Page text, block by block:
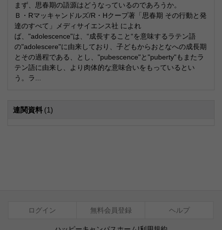
まず、思春期の語源はどうなっているのであろうか。
Ｂ・Rマッキャンドルズ/R・Hクープ著「思春期 その行動と発
達のすべて」メディサイエンス社 によれ
ば、"adolescence"は、“成長すること“を意味するラテン語
の"adolescere"に由来しており、子どもからおとなへの成長期
とその過程である、とし、"pubescence"と"puberty"もまたラ
テン語に由来し、より肉体的な意味合いをもっているとい
う。ラ...
連関資料 (1)
ログイン 無料会員登録 ヘルプ